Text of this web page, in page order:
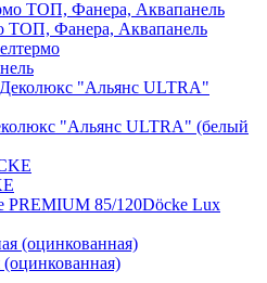
Фанера, Аквапанель
"Альянс ULTRA" (белый
PREMIUM 85/120Döсkе Luх
(оцинкованная)